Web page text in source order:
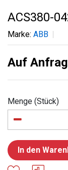
ACS380-
Marke: ABB
Auf
Menge (Stück)
In den